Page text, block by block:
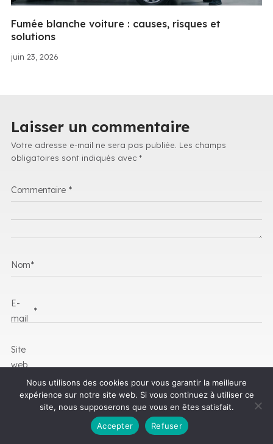
juin 23, 2026
Fumée blanche voiture : causes, risques et
solutions
Laisser un commentaire
Votre adresse e-mail ne sera pas publiée. Les champs
obligatoires sont indiqués avec *
Commentaire *
Nom*
E-
mail
*
Site
web
Enregistrer mon nom, mon e-mail et mon site dans le navigateur pour
mon prochain commentaire.
Nous utilisons des cookies pour vous garantir la meilleure
expérience sur notre site web. Si vous continuez à utiliser ce
site, nous supposerons que vous en êtes satisfait.
Accepter
Refuser